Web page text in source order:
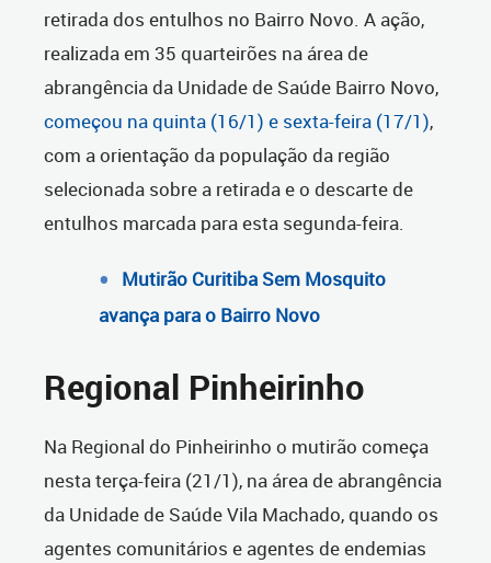
retirada dos entulhos no Bairro Novo. A ação,
realizada em 35 quarteirões na área de
abrangência da Unidade de Saúde Bairro Novo,
começou na quinta (16/1) e sexta-feira (17/1),
com a orientação da população da região
selecionada sobre a retirada e o descarte de
entulhos marcada para esta segunda-feira.
Mutirão Curitiba Sem Mosquito
avança para o Bairro Novo
Regional Pinheirinho
Na Regional do Pinheirinho o mutirão começa
nesta terça-feira (21/1), na área de abrangência
da Unidade de Saúde Vila Machado, quando os
agentes comunitários e agentes de endemias